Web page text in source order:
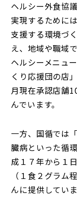
ヘルシー外食協
実現するために
支援する環境づ
え、地域や職域
ヘルシーメニュ
くり応援団の店
月現在承認店舗
んでいます。
一方、国循では
臓病といった循
成１７年から１
（１食２グラム
んに提供していま